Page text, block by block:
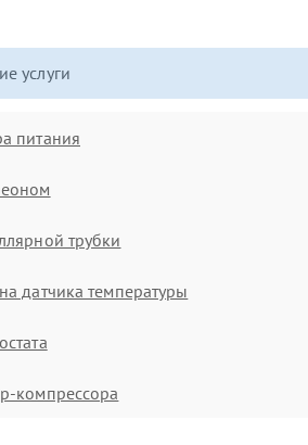
услуги
питания
трубки
датчика температуры
компрессора